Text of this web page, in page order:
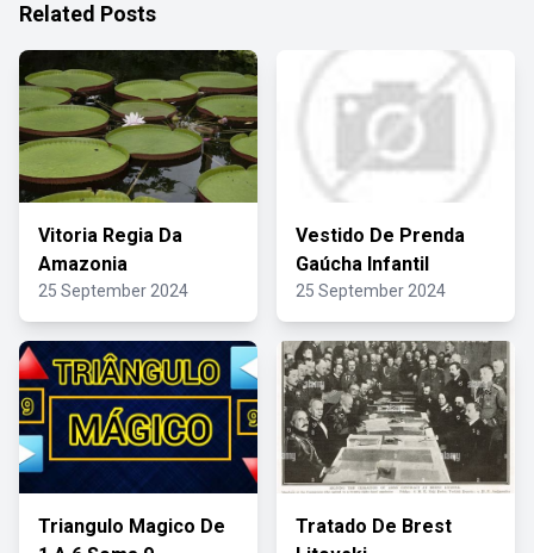
Related Posts
Vitoria Regia Da
Amazonia
25 September 2024
Vestido De Prenda
Gaúcha Infantil
25 September 2024
Triangulo Magico De
Tratado De Brest